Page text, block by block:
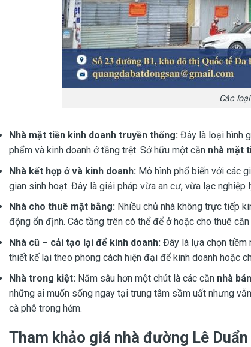
Các
Nhà mặt tiền kinh doanh truyền thống: Đây là loại hình
phẩm và kinh doanh ở tầng trệt. Sở hữu một căn nhà mặt
Nhà kết hợp ở và kinh doanh: Mô hình phổ biến với các
gian sinh hoạt. Đây là giải pháp vừa an cư, vừa lạc nghiệp
Nhà cho thuê mặt bằng: Nhiều chủ nhà không trực tiếp
động ổn định. Các tầng trên có thể để ở hoặc cho thuê căn
Nhà cũ – cải tạo lại để kinh doanh: Đây là lựa chọn tiềm
thiết kế lại theo phong cách hiện đại để kinh doanh hoặc
Nhà trong kiệt: Nằm sâu hơn một chút là các căn nhà
những ai muốn sống ngay tại trung tâm sầm uất nhưng
cà phê trong hẻm.
Tham khảo giá nhà đường Lê Duẩn